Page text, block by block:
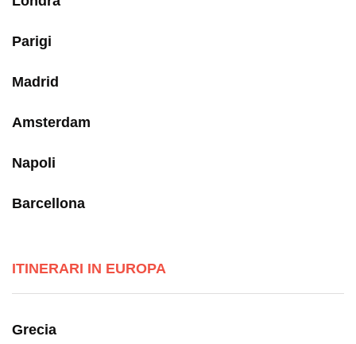
Parigi
Madrid
Amsterdam
Napoli
Barcellona
ITINERARI IN EUROPA
Grecia